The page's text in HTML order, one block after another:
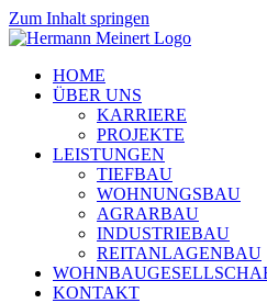
Zum Inhalt springen
HOME
ÜBER UNS
KARRIERE
PROJEKTE
LEISTUNGEN
TIEFBAU
WOHNUNGSBAU
AGRARBAU
INDUSTRIEBAU
REITANLAGENBAU
KONTAKT